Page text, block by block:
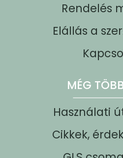
Rendelés
Elállás a
MÉG
Használati
Cikkek,